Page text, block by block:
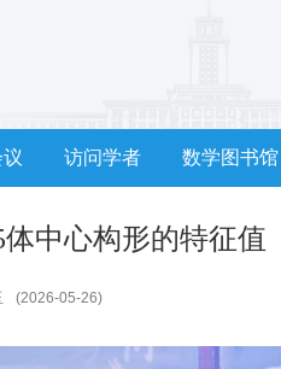
访问学者 数学图书馆
中心构形的特征值
(2026-05-26)